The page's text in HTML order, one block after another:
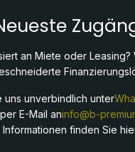
an Miete oder Leasing?
uns unverbindlich unter
E-Mail aninfo@b-
Informationen finden Sie